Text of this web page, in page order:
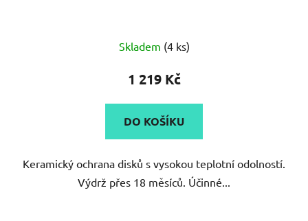
hodnocení
produktu
5,0
z
hvězdiček.
Skladem (4 ks)
1 219 Kč
DO KOŠÍKU
Keramický ochrana disků s vysokou teplotní odolností.
Výdrž přes 18 měsíců. Účinné...